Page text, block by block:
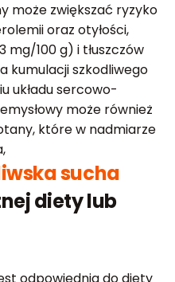
może zwiększać ryzyko
oraz otyłości,
mg/100 g) i tłuszczów
kumulacji szkodliwego
układu sercowo-
może również
które w nadmiarze
sucha
diety lub